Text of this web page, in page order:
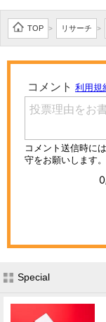
TOP > リサーチ >
Special